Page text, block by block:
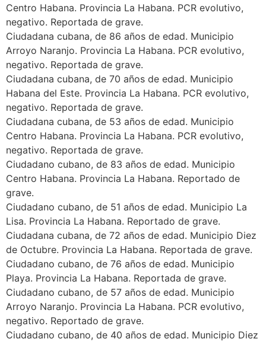
Centro Habana. Provincia La Habana. PCR evolutivo,
negativo. Reportada de grave.
Ciudadana cubana, de 86 años de edad. Municipio
Arroyo Naranjo. Provincia La Habana. PCR evolutivo,
negativo. Reportada de grave.
Ciudadana cubana, de 70 años de edad. Municipio
Habana del Este. Provincia La Habana. PCR evolutivo,
negativo. Reportada de grave.
Ciudadana cubana, de 53 años de edad. Municipio
Centro Habana. Provincia La Habana. PCR evolutivo,
negativo. Reportada de grave.
Ciudadano cubano, de 83 años de edad. Municipio
Centro Habana. Provincia La Habana. Reportado de
grave.
Ciudadano cubano, de 51 años de edad. Municipio La
Lisa. Provincia La Habana. Reportado de grave.
Ciudadana cubana, de 72 años de edad. Municipio Diez
de Octubre. Provincia La Habana. Reportada de grave.
Ciudadano cubano, de 76 años de edad. Municipio
Playa. Provincia La Habana. Reportada de grave.
Ciudadano cubano, de 57 años de edad. Municipio
Arroyo Naranjo. Provincia La Habana. PCR evolutivo,
negativo. Reportado de grave.
Ciudadano cubano, de 40 años de edad. Municipio Diez